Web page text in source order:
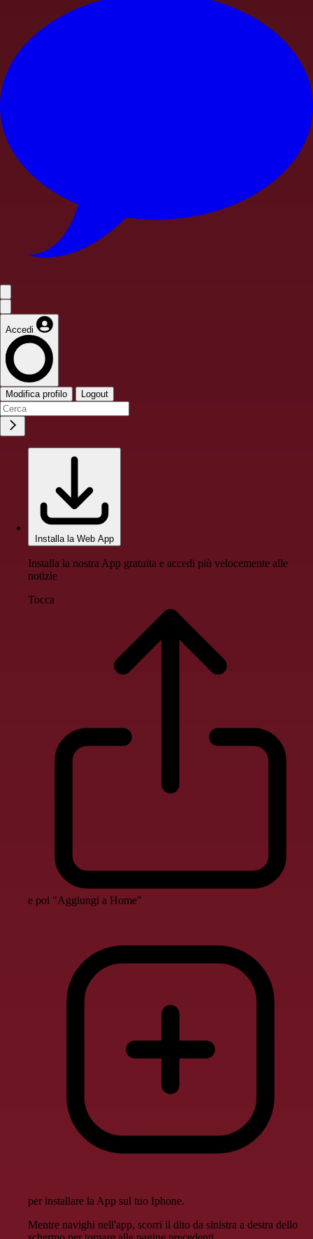
Accedi
Modifica profilo Logout
Installa la Web App
Installa la nostra App gratuita e accedi più velocemente alle
notizie
Tocca
e poi "Aggiungi a Home"
per installare la App sul tuo Iphone.
Mentre navighi nell'app, scorri il dito da sinistra a destra dello